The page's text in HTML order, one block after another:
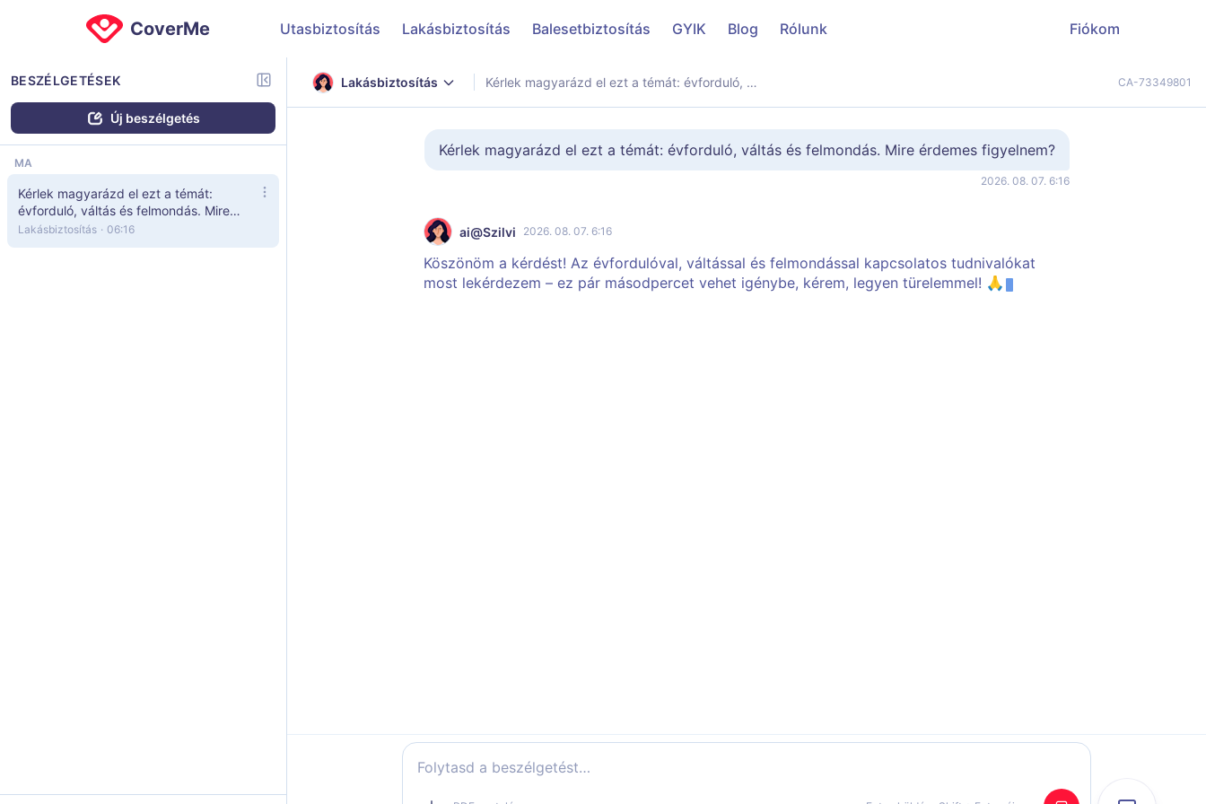
CoverMe Utasbiztosítás Lakásbiztosítás Balesetbiztosítás GYIK Blog Rólunk Fiókom
BESZÉLGETÉSEK
Új beszélgetés
MA
Kérlek magyarázd el ezt a témát:
évforduló, váltás és felmondás. Mire
érdemes figyelnem?
Lakásbiztosítás · 06:16
Lakásbiztosítás Kérlek magyarázd el ezt a témát: évforduló, váltás és felmondás. Mire érdemes figyelnem? CA-73349801
Kérlek magyarázd el ezt a témát: évforduló, váltás és felmondás. Mire érdemes figyelnem?
2026. 08. 07. 6:16
ai@Szilvi 2026. 08. 07. 6:16
Köszönöm a kérdést! Az évfordulóval, váltással és felmondással kapcsolatos tudnivalókat
most lekérdezem – ez pár másodpercet vehet igénybe, kérem, legyen türelemmel! 🙏
Folytasd a beszélgetést…